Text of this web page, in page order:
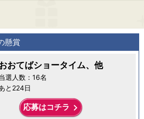
懸賞
おてばショータイム、他
選人数：16名
と224日
応募はコチラ keyboard_arrow_right